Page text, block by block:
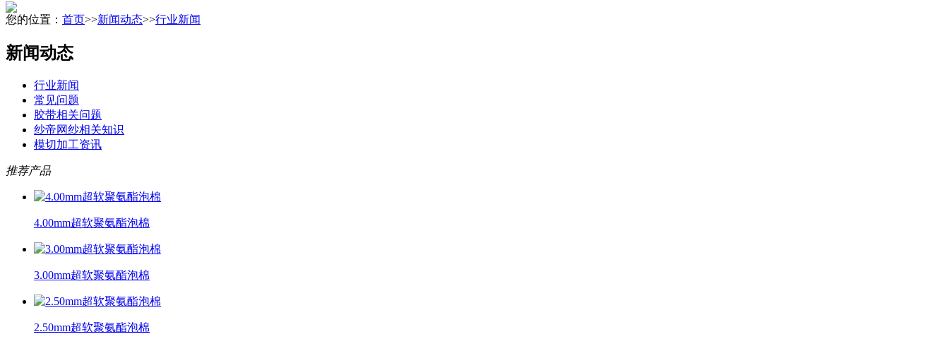
您的位置： 首页>>新闻动态>>行业新闻
新闻动态
行业新闻
常见问题
胶带相关问题
纱帝网纱相关知识
模切加工资讯
推荐产品
4.00mm超软聚氨酯泡棉
3.00mm超软聚氨酯泡棉
2.50mm超软聚氨酯泡棉